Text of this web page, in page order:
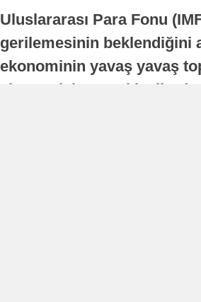
Uluslararası Para Fonu
gerilemesinin beklendiğini
ekonominin yavaş yavaş
ekonomisi, sonraki